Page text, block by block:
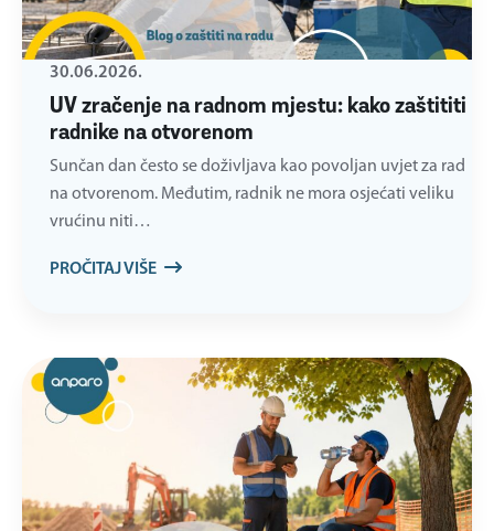
UV zračenje na radnom mjestu: kako zaštititi
radnike na otvorenom
30.06.2026.
Sunčan dan često se doživljava kao povoljan uvjet za rad
na otvorenom. Međutim, radnik ne mora osjećati veliku
vrućinu niti…
PROČITAJ VIŠE